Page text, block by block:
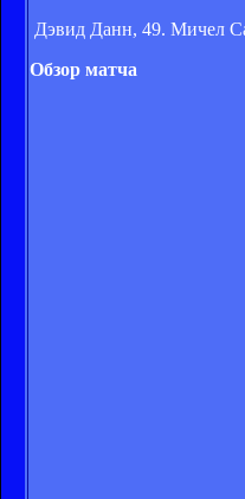
Дэвид Данн, 49. Мичел
Обзор матча